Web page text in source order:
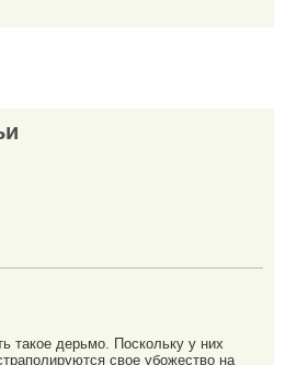
такое дерьмо. Поскольку у них
свое убожество на